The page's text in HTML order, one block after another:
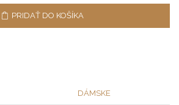
PRIDAŤ DO KOŠÍKA
DÁMSKE